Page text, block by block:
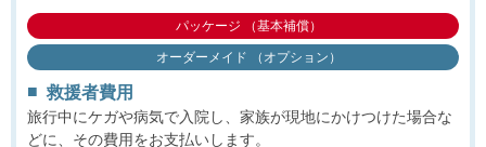
パッケージ （基本補償）
オーダーメイド （オプション）
救援者費用
旅行中にケガや病気で入院し、家族が現地にかけつけた場合な
どに、その費用をお支払いします。